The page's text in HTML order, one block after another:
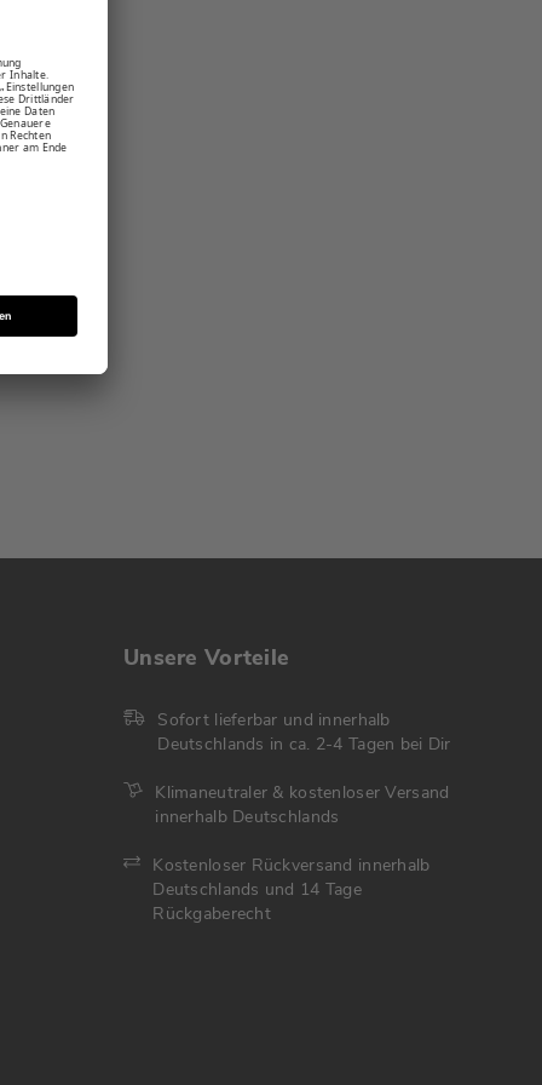
Unsere Vorteile
Sofort lieferbar und innerhalb
Deutschlands in ca. 2-4 Tagen bei Dir
Klimaneutraler & kostenloser Versand
innerhalb Deutschlands
Kostenloser Rückversand innerhalb
Deutschlands und 14 Tage
Rückgaberecht